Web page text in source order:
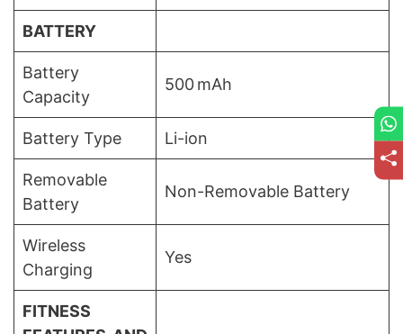
BATTERY
Battery
Capacity
500 mAh
Battery Type Li-ion
Removable
Battery
Non-Removable Battery
Wireless
Charging
Yes
FITNESS